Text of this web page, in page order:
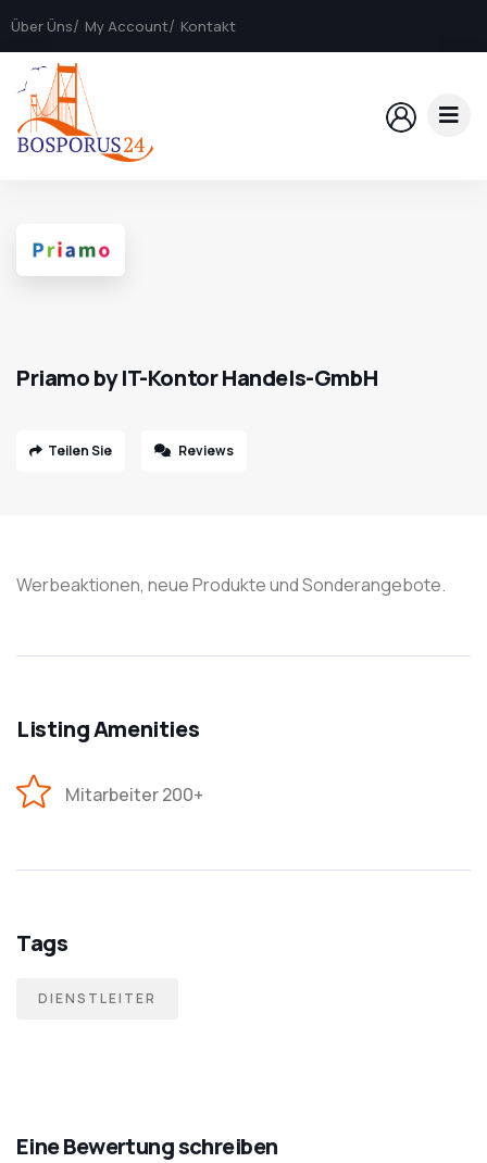
Über Üns My Account Kontakt
Priamo by IT-Kontor Handels-GmbH
Teilen Sie Reviews
Werbeaktionen, neue Produkte und Sonderangebote.
Listing Amenities
Mitarbeiter 200+
Tags
DIENSTLEITER
Eine Bewertung schreiben